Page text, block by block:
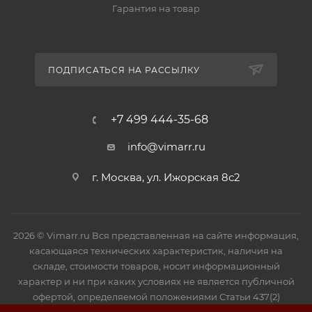
Гарантия на товар
ПОДПИСАТЬСЯ НА РАССЫЛКУ
+7 499 444-35-68
info@vimarr.ru
г. Москва, ул. Ижорская 8с2
2026 © Vimarr.ru Вся представленная на сайте информация,
касающаяся технических характеристик, наличия на
складе, стоимости товаров, носит информационный
характер и ни при каких условиях не является публичной
офертой, определяемой положениями Статьи 437(2)